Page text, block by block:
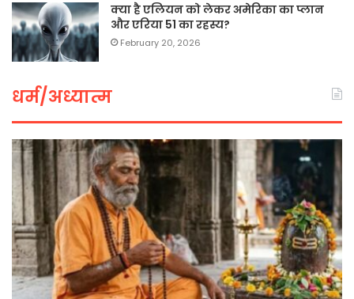
क्या है एलियन को लेकर अमेरिका का प्लान
और एरिया 51 का रहस्य?
February 20, 2026
धर्म/अध्यात्म